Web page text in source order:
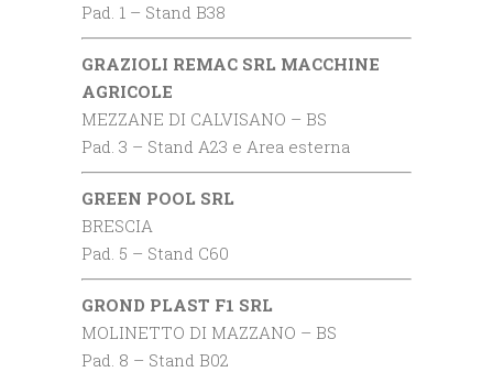
Pad. 1 – Stand B38
GRAZIOLI REMAC SRL MACCHINE
AGRICOLE
MEZZANE DI CALVISANO – BS
Pad. 3 – Stand A23 e Area esterna
GREEN POOL SRL
BRESCIA
Pad. 5 – Stand C60
GROND PLAST F1 SRL
MOLINETTO DI MAZZANO – BS
Pad. 8 – Stand B02